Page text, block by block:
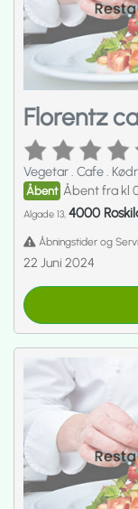
Florentz
Vegetar. Cafe.
Åbent Åbent fra kl
Algade 13, 4000
Åbningstider og
22 Juni 2024